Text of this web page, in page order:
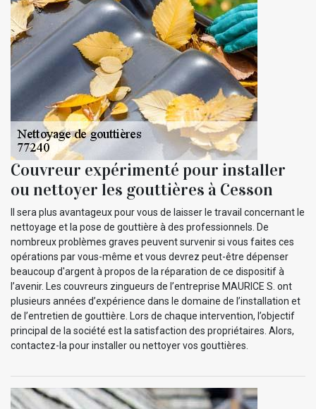
Couvreur expérimenté pour installer
ou nettoyer les gouttières à Cesson
Il sera plus avantageux pour vous de laisser le travail concernant le
nettoyage et la pose de gouttière à des professionnels. De
nombreux problèmes graves peuvent survenir si vous faites ces
opérations par vous-même et vous devrez peut-être dépenser
beaucoup d'argent à propos de la réparation de ce dispositif à
l’avenir. Les couvreurs zingueurs de l’entreprise MAURICE S. ont
plusieurs années d’expérience dans le domaine de l’installation et
de l’entretien de gouttière. Lors de chaque intervention, l’objectif
principal de la société est la satisfaction des propriétaires. Alors,
contactez-la pour installer ou nettoyer vos gouttières.